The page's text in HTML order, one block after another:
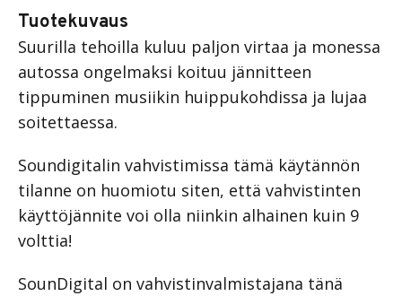
Tuotekuvaus
Suurilla tehoilla kuluu paljon virtaa ja monessa
autossa ongelmaksi koituu jännitteen
tippuminen musiikin huippukohdissa ja lujaa
soitettaessa.
Soundigitalin vahvistimissa tämä käytännön
tilanne on huomiotu siten, että vahvistinten
käyttöjännite voi olla niinkin alhainen kuin 9
volttia!
SounDigital on vahvistinvalmistajana tänä